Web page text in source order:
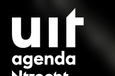
Skip to main content